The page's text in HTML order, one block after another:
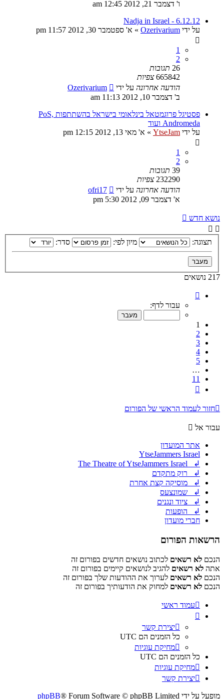
ו' דצמבר 21, 2012 12:45 am
Nadja in Israel - 6.12.12
על ידי Ozerivarium
» א' ספטמבר 30, 2012 11:57 pm
1
2
26 תגובות
665842 צפיות
הודעה אחרונה על ידי
Ozerivarium
ב' דצמבר 10, 2012 11:13 am
פסטיגל פרוגמטאל בינלאומי בישראל בהשתתפות PoS,
Andromeda ועוד
על ידי YtseJam
» א' מאי 13, 2012 12:15 pm
1
2
39 תגובות
232290 צפיות
הודעה אחרונה על ידי
ofri17
א' דצמבר 09, 2012 5:30 pm
נושא חדש
תצוגה: מיון לפי: סדר:
217 נושאים
מתוך
עבור לדף:
1
2
3
4
5
…
11
חזור לעמוד הראשי של הפורום
עבור אל
אתר המועדון
YtseJammers Israel
↲ The Theatre of YtseJammers Israel
↲ רוק מתקדם
↲ מוסיקה קצת אחרת
↲ שמונצעס
↲ ציוד ונגנים
↲ הופעות
חברי מועדון
הרשאות הפורום
הנכם לא רשאים לכתוב נושאים חדשים בפורום זה
אתה לא רשאים להגיב לנושאים קיימים בפורום זה
הנכם לא רשאים לערוך את ההודעות שלך בפורום זה
הנכם לא רשאים למחוק את הודעותיך בפורום זה
עמוד ראשי
יצירת קשר
כל הזמנים הם UTC
מחיקת עוגיות
כל הזמנים הם UTC
מחיקת עוגיות
יצירת קשר
מופעל על ידי phpBB® Forum Software © phpBB Limited